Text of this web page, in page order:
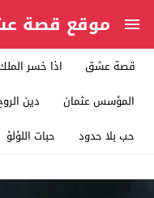
موقع قصة
قصة عشق اذا خسر
المؤسس عثمان
دين
حب بلا حدود
حبات اللؤلؤ